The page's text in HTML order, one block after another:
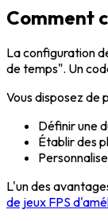
Comment
La configuration
de temps". Un
Vous disposez de
Définir une
Établir des
L'un des
de jeux FPS